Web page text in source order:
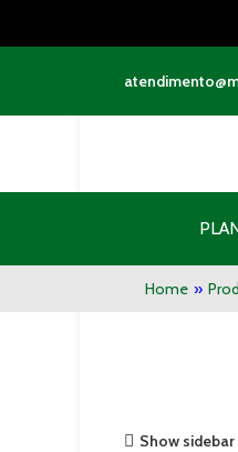
Home »
Show sidebar